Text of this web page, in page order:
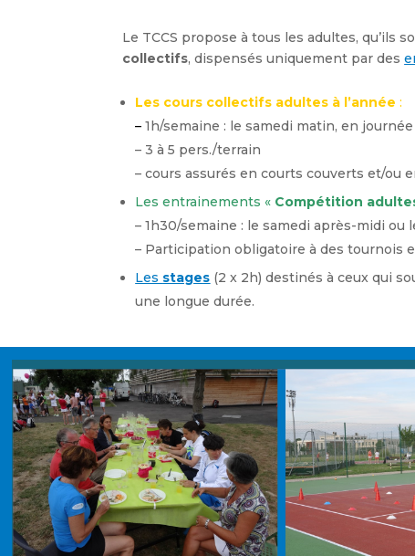
Le TCCS propose à tous les adultes, qu’ils
collectifs, dispensés uniquement par des
Les cours collectifs adultes à l’année :
– 1h/semaine : le samedi matin, en
– 3 à 5 pers./terrain
– cours assurés en courts couverts et/ou
Les entrainements « Compétition
– 1h30/semaine : le samedi après-midi ou
– Participation obligatoire à des tournois
Les stages (2 x 2h) destinés à ceux qui
une longue durée.